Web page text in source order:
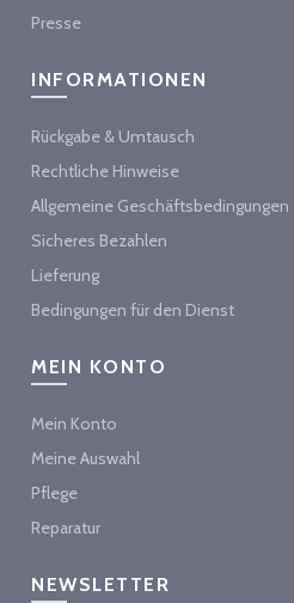
Presse
INFORMATIONEN
Rückgabe & Umtausch
Rechtliche Hinweise
Allgemeine Geschäftsbedingungen
Sicheres Bezahlen
Lieferung
Bedingungen für den Dienst
MEIN KONTO
Mein Konto
Meine Auswahl
Pflege
Reparatur
NEWSLETTER